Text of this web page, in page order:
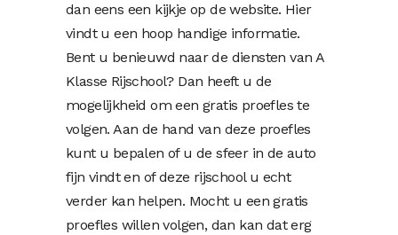
dan eens een kijkje op de website. Hier
vindt u een hoop handige informatie.
Bent u benieuwd naar de diensten van A
Klasse Rijschool? Dan heeft u de
mogelijkheid om een gratis proefles te
volgen. Aan de hand van deze proefles
kunt u bepalen of u de sfeer in de auto
fijn vindt en of deze rijschool u echt
verder kan helpen. Mocht u een gratis
proefles willen volgen, dan kan dat erg